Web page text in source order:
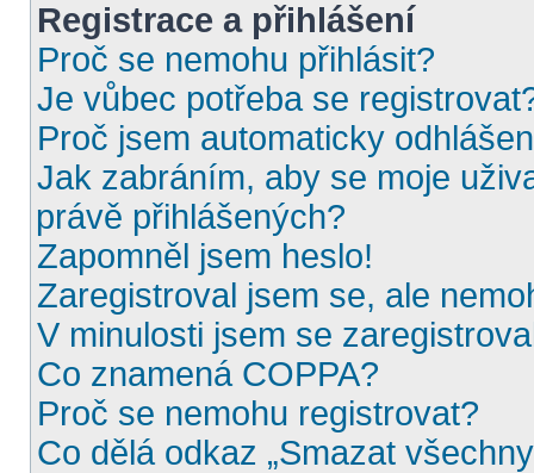
Registrace a přihlášení
Proč se nemohu přihlásit?
Je vůbec potřeba se
Proč jsem automaticky
Jak zabráním, aby se moje
právě přihlášených?
Zapomněl jsem heslo!
Zaregistroval jsem se, ale
V minulosti jsem se
Co znamená COPPA?
Proč se nemohu registrovat?
Co dělá odkaz „Smazat